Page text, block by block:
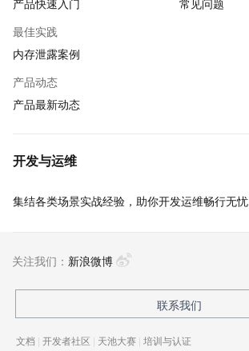
产品快速入门
常见问题
最佳实践
内存泄露案例
产品动态
产品最新动态
开发与运维
集结各类场景实战经验，助你开发运维畅行无忧
关注我们： 新浪微博
联系我们
文档 | 开发者社区 | 天池大赛 | 培训与认证